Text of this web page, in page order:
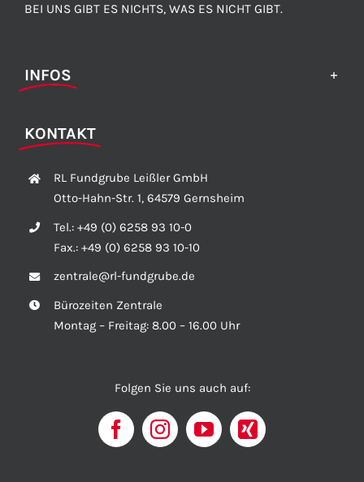
BEI UNS GIBT ES NICHTS, WAS ES NICHT GIBT.
Folgen Sie uns auch auf:
INFOS
KONTAKT
RL Fundgrube Leißler GmbH
Otto-Hahn-Str. 1, 64579 Gernsheim
Tel.: +49 (0) 6258 93 10-0
Fax.: +49 (0) 6258 93 10-10
zentrale@rl-fundgrube.de
Bürozeiten Zentrale
Montag – Freitag: 8.00 – 16.00 Uhr